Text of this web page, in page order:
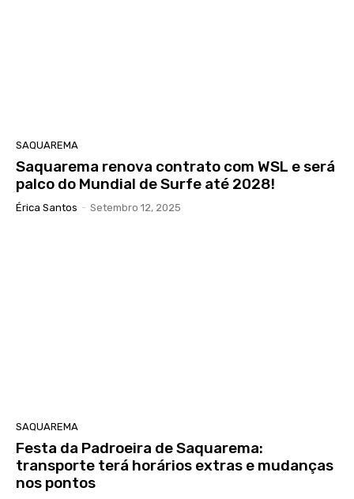
SAQUAREMA
Saquarema renova contrato com WSL e será
palco do Mundial de Surfe até 2028!
Érica Santos - Setembro 12, 2025
SAQUAREMA
Festa da Padroeira de Saquarema:
transporte terá horários extras e mudanças
nos pontos